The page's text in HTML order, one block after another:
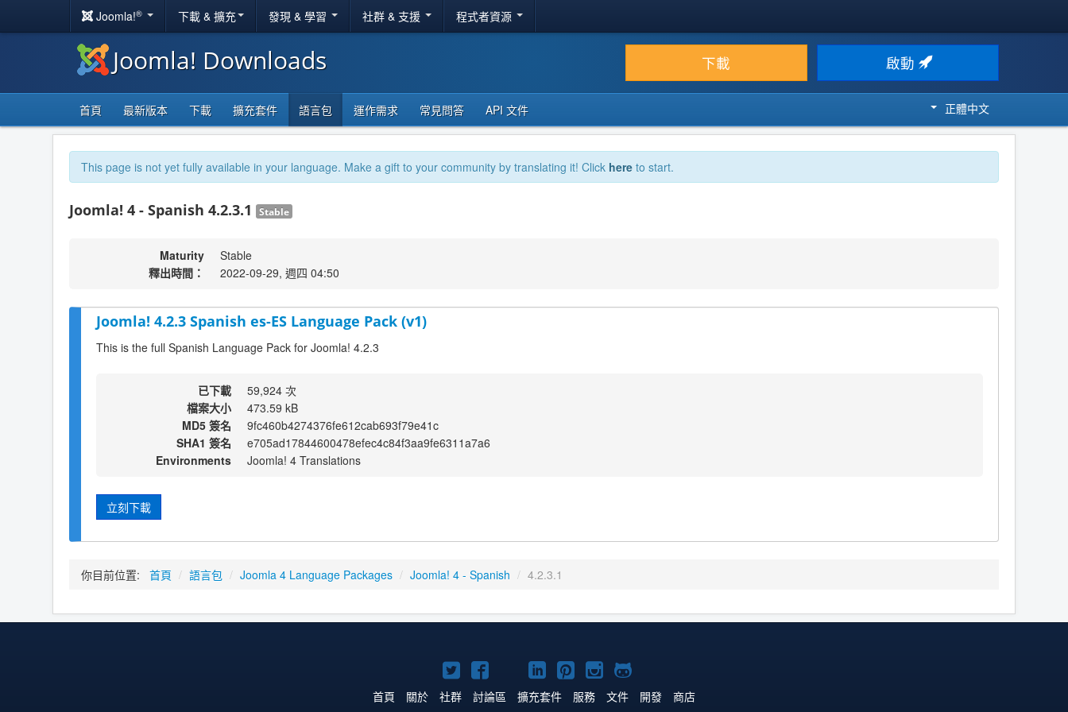
Joomla!® 下載 & 擴充 發現 & 學習 社群 & 支援 程式者資源
Joomla! Downloads 下載 啟動
首頁 最新版本 下載 擴充套件 語言包 運作需求 常見問答 API 文件 正體中文
This page is not yet fully available in your language. Make a gift to your community by translating it! Click here to start.
Joomla! 4 - Spanish 4.2.3.1 Stable
Maturity
Stable
釋出時間：
2022-09-29, 週四 04:50
Joomla! 4.2.3 Spanish es-ES Language Pack (v1)
This is the full Spanish Language Pack for Joomla! 4.2.3
已下載
59,924 次
檔案大小
473.59 kB
MD5 簽名
9fc460b4274376fe612cab693f79e41c
SHA1 簽名
e705ad17844600478efec4c84f3aa9fe6311a7a6
Environments
Joomla! 4 Translations
立刻下載
你目前位置: 首頁 / 語言包 / Joomla 4 Language Packages / Joomla! 4 - Spanish / 4.2.3.1
Twitter
上
Facebook
上
YouTube
上
Linkedln
上
Pinterest
上
Instagram
上
GitHub
上
首頁 關於 社群 討論區 擴充套件 服務 文件 開發 商店